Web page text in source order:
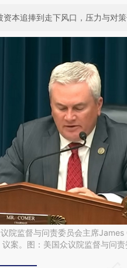
资本追捧到走下风口，压力与对策
院监督与问责委员会主席
议案。图：美国众议院监督与问